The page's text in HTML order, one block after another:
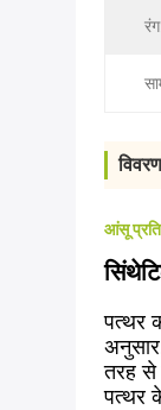
विवरण
आंसू
पत्थर
तरह से
पत्थर